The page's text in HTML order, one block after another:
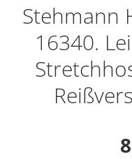
Stehmann
16340.